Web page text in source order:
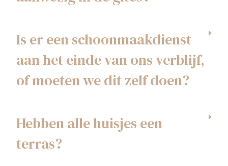
Is er een schoonmaakdienst
aan het einde van ons verblijf,
of moeten we dit zelf doen?
Hebben alle huisjes een
terras?